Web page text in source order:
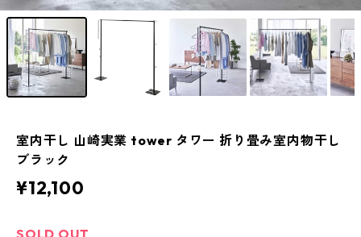
室内干し 山崎実業 tower タワー 折り畳み室内物干し
ブラック
¥12,100